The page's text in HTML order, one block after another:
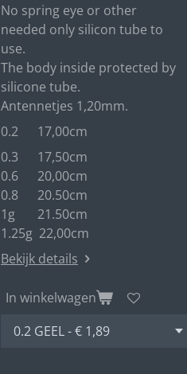
No spring eye or other
needed only silicon tube to
use.
The body inside protected by
silicone tube.
Antennetjes 1,20mm.
0.2 17,00cm
0.3 17,50cm
0.6 20,00cm
0.8 20.50cm
1g 21.50cm
1.25g 22,00cm
Bekijk details
In winkelwagen